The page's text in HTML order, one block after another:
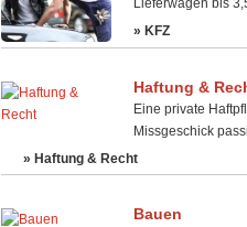
Lieferwagen bis
» KFZ
Haftung &
Eine private
Missgeschick
» Haftung & Recht
Bauen